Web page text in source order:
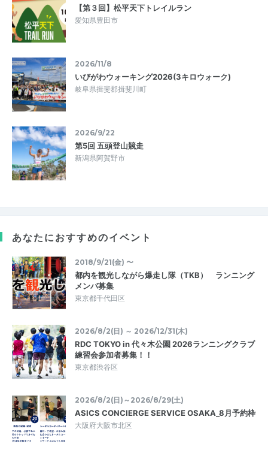
【第３回】松平天下トレイルラン
愛知県豊田市
2026/11/8
いびがわウォーキング2026(3キロウォーク)
岐阜県揖斐郡揖斐川町
2026/9/22
第5回 五頭登山競走
新潟県阿賀野市
あなたにおすすめのイベント
2018/9/21(金) 〜
都内を観光しながら爆走し隊（TKB） ランニング
メンバ募集
東京都千代田区
2026/8/2(日) ～ 2026/12/31(木)
RDC TOKYO in 代々木公園 2026ランニングクラブ
練習会参加者募集！！
東京都渋谷区
2026/8/2(日)～2026/8/29(土)
ASICS CONCIERGE SERVICE OSAKA_8月予約枠
大阪府大阪市北区